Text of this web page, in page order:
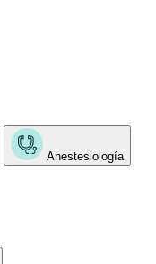
Anestesiología